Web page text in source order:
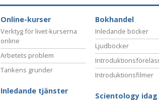
Online-kurser
Verktyg för livet-kurserna
online
Arbetets problem
Tankens grunder
Inledande tjänster
Bokhandel
Inledande böcker
Ljudböcker
Introduktionsfilmer
Scientology idag